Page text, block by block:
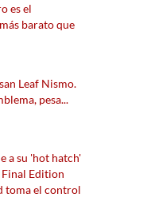
es el
barato que
Leaf Nismo.
pesa...
a su 'hot hatch'
Edition
toma el control